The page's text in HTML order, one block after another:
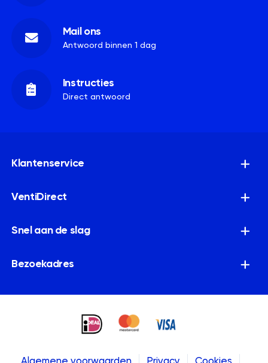
Mail ons
Antwoord binnen 1 dag
Instructies
Direct antwoord
Klantenservice
VentiDirect
Snel aan de slag
Bezoekadres